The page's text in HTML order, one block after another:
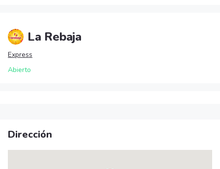
La Rebaja
Express
Abierto
Dirección